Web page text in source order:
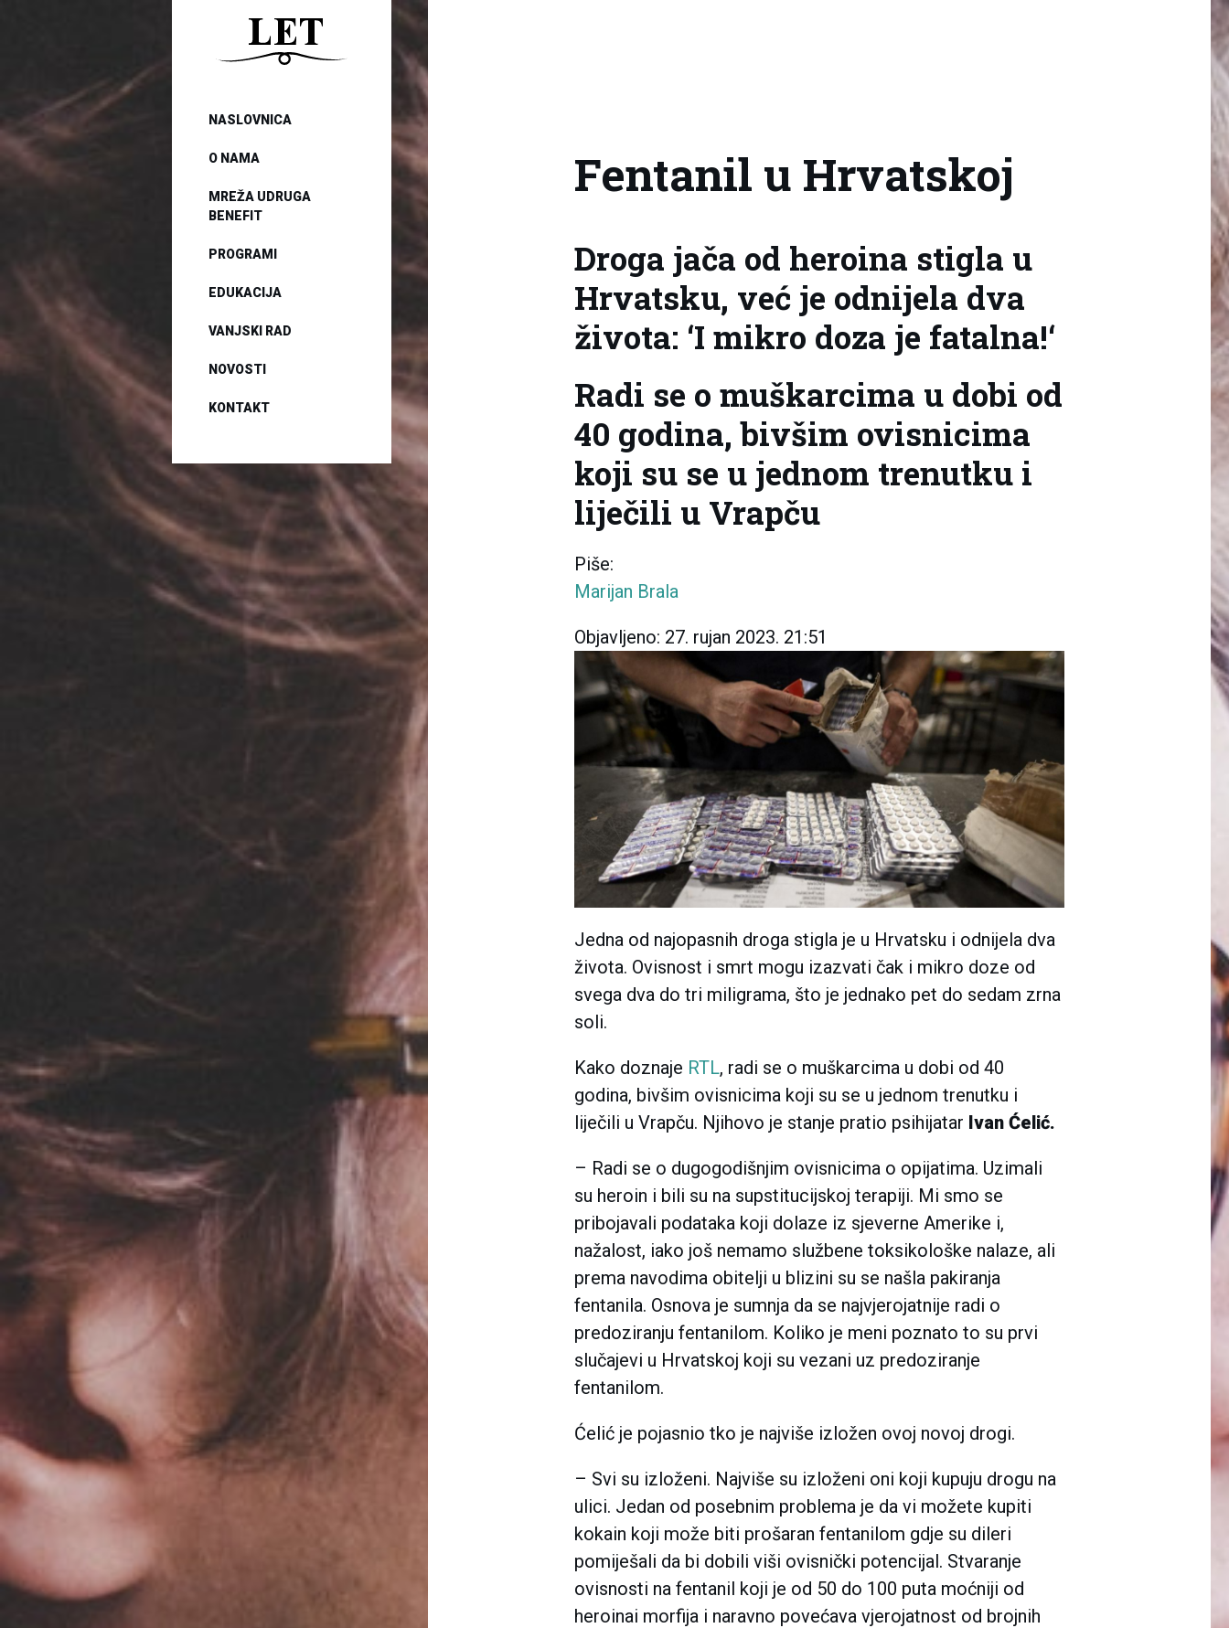
NASLOVNICA
O NAMA
MREŽA UDRUGA
BENEFIT
PROGRAMI
EDUKACIJA
VANJSKI RAD
NOVOSTI
KONTAKT
Fentanil u Hrvatskoj
Droga jača od heroina stigla u
Hrvatsku, već je odnijela dva
života: ‘I mikro doza je fatalna!‘
Radi se o muškarcima u dobi od
40 godina, bivšim ovisnicima
koji su se u jednom trenutku i
liječili u Vrapču
Piše:
Marijan Brala
Objavljeno: 27. rujan 2023. 21:51
Jedna od najopasnih droga stigla je u Hrvatsku i odnijela dva
života. Ovisnost i smrt mogu izazvati čak i mikro doze od
svega dva do tri miligrama, što je jednako pet do sedam zrna
soli.
Kako doznaje RTL, radi se o muškarcima u dobi od 40
godina, bivšim ovisnicima koji su se u jednom trenutku i
liječili u Vrapču. Njihovo je stanje pratio psihijatar Ivan Ćelić.
– Radi se o dugogodišnjim ovisnicima o opijatima. Uzimali
su heroin i bili su na supstitucijskoj terapiji. Mi smo se
pribojavali podataka koji dolaze iz sjeverne Amerike i,
nažalost, iako još nemamo službene toksikološke nalaze, ali
prema navodima obitelji u blizini su se našla pakiranja
fentanila. Osnova je sumnja da se najvjerojatnije radi o
predoziranju fentanilom. Koliko je meni poznato to su prvi
slučajevi u Hrvatskoj koji su vezani uz predoziranje
fentanilom.
Ćelić je pojasnio tko je najviše izložen ovoj novoj drogi.
– Svi su izloženi. Najviše su izloženi oni koji kupuju drogu na
ulici. Jedan od posebnim problema je da vi možete kupiti
kokain koji može biti prošaran fentanilom gdje su dileri
pomiješali da bi dobili viši ovisnički potencijal. Stvaranje
ovisnosti na fentanil koji je od 50 do 100 puta moćniji od
heroinai morfija i naravno povećava vjerojatnost od brojnih